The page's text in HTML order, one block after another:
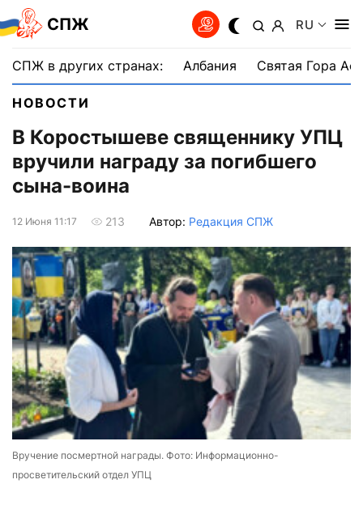
СПЖ RU
СПЖ в других странах: Албания Святая Гора
НОВОСТИ
В Коростышеве священнику УПЦ
вручили награду за погибшего
сына-воина
12 Июня 11:17 213 Автор: Редакция СПЖ
Вручение посмертной награды. Фото: Информационно-
просветительский отдел УПЦ